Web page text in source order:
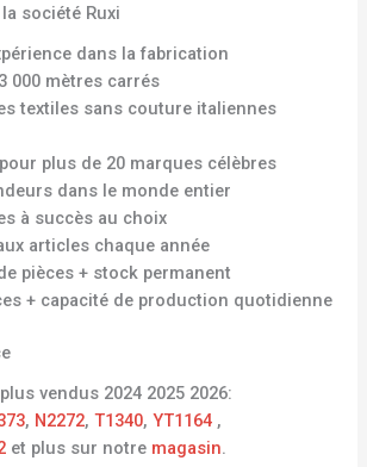
société Ruxi
dans la fabrication
000 mètres carrés
textiles sans couture italiennes
pour plus de 20 marques célèbres
dans le monde entier
à succès au choix
articles chaque année
pièces + stock permanent
+ capacité de production quotidienne
vendus 2024 2025 2026:
, N2272,T1340,YT1164 ,
et plus sur notre magasin.